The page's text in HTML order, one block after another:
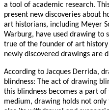
a tool of academic research.
present new discoveries about
art historians, including Meyer
Warburg, have used drawing to
true of the founder of art
newly discovered drawings are
According to Jacques Derrida,
blindness: The act of drawing
this blindness becomes a part of
medium, drawing holds not